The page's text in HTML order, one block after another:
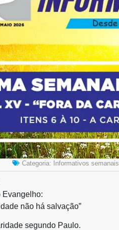
Categoria: Informativos semanais
Evangelho:
não há salvação”
segundo Paulo.